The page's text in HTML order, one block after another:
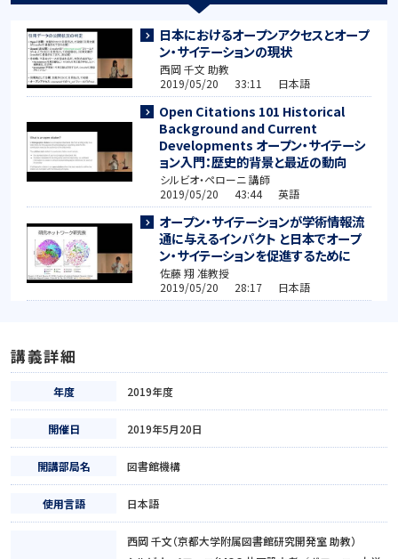
日本におけるオープンアクセスとオープ
ン・サイテーションの現状
西岡 千文 助教
2019/05/20 33:11 日本語
Open Citations 101 Historical
Background and Current
Developments オープン・サイテーシ
ョン入門：歴史的背景と最近の動向
シルビオ・ペローニ 講師
2019/05/20 43:44 英語
オープン・サイテーションが学術情報流
通に与えるインパクト と日本でオープ
ン・サイテーションを促進するために
佐藤 翔 准教授
2019/05/20 28:17 日本語
講義詳細
年度 2019年度
開催日 2019年5月20日
開講部局名 図書館機構
使用言語 日本語
西岡 千文（京都大学附属図書館研究開発室 助教）